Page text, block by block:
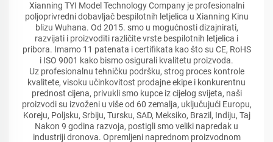
Xianning TYI Model Technology Company je profesionalni
poljoprivredni dobavljač bespilotnih letjelica u Xianning Kinu
blizu Wuhana. Od 2015. smo u mogućnosti dizajnirati,
razvijati i proizvoditi različite vrste bespilotnih letjelica i
pribora. Imamo 11 patenata i certifikata kao što su CE, RoHS
i ISO 9001 kako bismo osigurali kvalitetu proizvoda.
Uz profesionalnu tehničku podršku, strog proces kontrole
kvalitete, visoku učinkovitost prodajne ekipe i konkurentnu
prednost cijena, privukli smo kupce iz cijelog svijeta, naši
proizvodi su izvoženi u više od 60 zemalja, uključujući Europu,
Koreju, Poljsku, Srbiju, Tursku, SAD, Meksiko, Brazil, Indiju, Taj
Nakon 9 godina razvoja, postigli smo veliki napredak u
industriji dronova. Opremljeni naprednom proizvodnom